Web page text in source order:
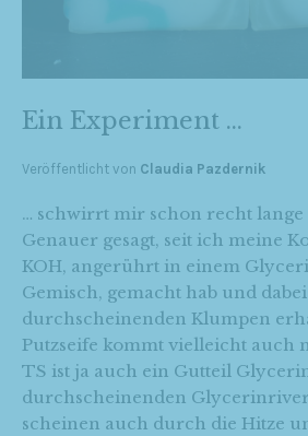
Ein Experiment …
Veröffentlicht von Claudia Pazdernik
… schwirrt mir schon recht
Genauer gesagt, seit ich meine
KOH, angerührt in einem
Gemisch, gemacht hab und
durchscheinenden Klumpen
Putzseife kommt vielleicht auch
TS ist ja auch ein Gutteil
durchscheinenden
scheinen auch durch die Hitze